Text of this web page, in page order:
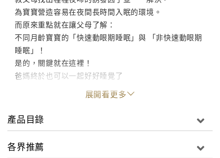
為寶寶營造容易在夜間長時間入眠的環境。
而原來重點就在讓父母了解：
不同月齡寶寶的「快速動眼期睡眠」與 「非快速動眼期
睡眠」！
是的，關鍵就在這裡！
爸媽終於也可以一起好好睡覺了
藉由寶寶的優質睡眠，父母養育出：作息正常、聰明健
康、情緒穩定的孩子。這個世界上有個寶寶就有多少種
不同生理狀態與性格。寶寶的哭鬧原因也是一樣。如果
奶，晚上呼呼大睡真的是一件不可能的天方夜譚。
展開看更多
產品目錄
各界推薦